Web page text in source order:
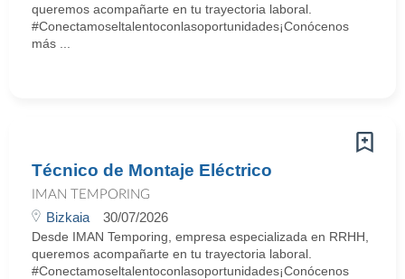
queremos acompañarte en tu trayectoria laboral.
#Conectamoseltalentoconlasoportunidades¡Conócenos
más ...
Técnico de Montaje Eléctrico
IMAN TEMPORING
Bizkaia 30/07/2026
Desde IMAN Temporing, empresa especializada en RRHH,
queremos acompañarte en tu trayectoria laboral.
#Conectamoseltalentoconlasoportunidades¡Conócenos